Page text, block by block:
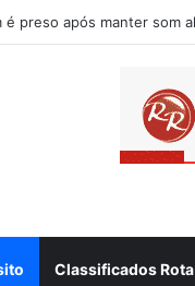
Classificados Rota